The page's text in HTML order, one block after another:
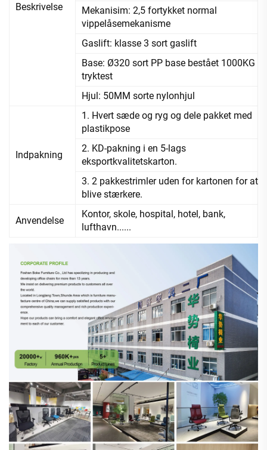
Beskrivelse
Mekanisim: 2,5 fortykket normal
vippelåsemekanisme
Gaslift: klasse 3 sort gaslift
Base: Ø320 sort PP base bestået 1000KG
tryktest
Hjul: 50MM sorte nylonhjul
Indpakning
1. Hvert sæde og ryg og dele pakket med
plastikpose
2. KD-pakning i en 5-lags
eksportkvalitetskarton.
3. 2 pakkestrimler uden for kartonen for at
blive stærkere.
Anvendelse
Kontor, skole, hospital, hotel, bank,
lufthavn......